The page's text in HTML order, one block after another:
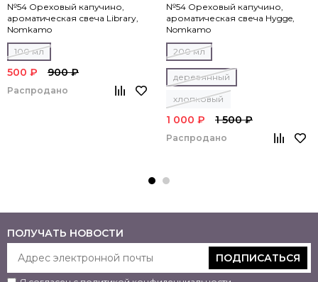
№54 Ореховый капучино,
ароматическая свеча Library,
Nomkamo
100 мл
500 ₽ 900 ₽
Распродано
№54 Ореховый капучино,
ароматическая свеча Hygge,
Nomkamo
200 мл
деревянный
хлопковый
1 000 ₽ 1 500 ₽
Распродано
ПОЛУЧАТЬ НОВОСТИ
ПОДПИСАТЬСЯ